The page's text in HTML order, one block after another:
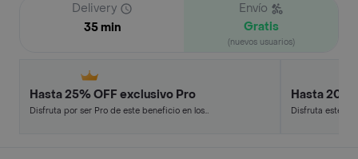
Delivery
35 min
Envío
Gratis
(nuevos usuarios)
Hasta 25% OFF exclusivo Pro
Disfruta por ser Pro de este beneficio en los
Hasta 20%
Disfruta este